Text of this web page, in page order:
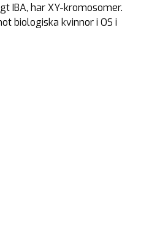
IBA, har XY-kromosomer.
biologiska kvinnor i OS i